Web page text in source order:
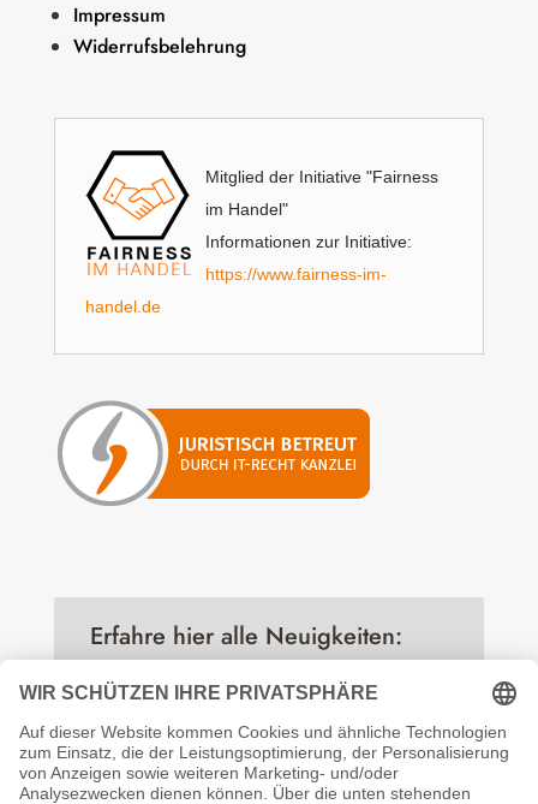
Impressum
Widerrufsbelehrung
Mitglied der Initiative "Fairness
im Handel"
Informationen zur Initiative:
https://www.fairness-im-
handel.de
Erfahre hier alle Neuigkeiten:
Folgen